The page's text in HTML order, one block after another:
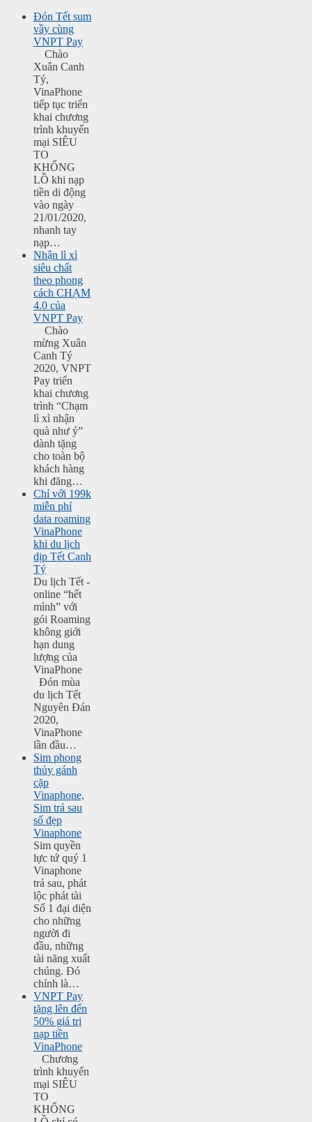
Đón Tết sum
vầy cùng
VNPT Pay
Chào
Xuân Canh
Tý,
VinaPhone
tiếp tục triển
khai chương
trình khuyến
mại SIÊU
TO
KHỔNG
LỒ khi nạp
tiền di động
vào ngày
21/01/2020,
nhanh tay
nạp…
Nhận lì xì
siêu chất
theo phong
cách CHẠM
4.0 của
VNPT Pay
Chào
mừng Xuân
Canh Tý
2020, VNPT
Pay triển
khai chương
trình “Chạm
lì xì nhận
quà như ý”
dành tặng
cho toàn bộ
khách hàng
khi đăng…
Chỉ với 199k
miễn phí
data roaming
VinaPhone
khi du lịch
dịp Tết Canh
Tý
Du lịch Tết -
online “hết
mình” với
gói Roaming
không giới
hạn dung
lượng của
VinaPhone
Đón mùa
du lịch Tết
Nguyên Đán
2020,
VinaPhone
lần đầu…
Sim phong
thủy gánh
cặp
Vinaphone,
Sim trả sau
số đẹp
Vinaphone
Sim quyền
lực tứ quý 1
Vinaphone
trả sau, phát
lộc phát tài
Số 1 đại diện
cho những
người đi
đầu, những
tài năng xuất
chúng. Đó
chính là…
VNPT Pay
tặng lên đến
50% giá trị
nạp tiền
VinaPhone
Chương
trình khuyến
mại SIÊU
TO
KHỔNG